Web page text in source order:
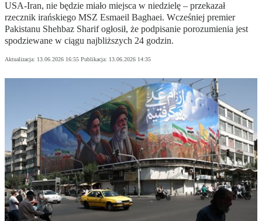
USA-Iran, nie będzie miało miejsca w niedzielę – przekazał
rzecznik irańskiego MSZ Esmaeil Baghaei. Wcześniej premier
Pakistanu Shehbaz Sharif ogłosił, że podpisanie porozumienia jest
spodziewane w ciągu najbliższych 24 godzin.
Aktualizacja: 13.06.2026 16:55 Publikacja: 13.06.2026 14:35